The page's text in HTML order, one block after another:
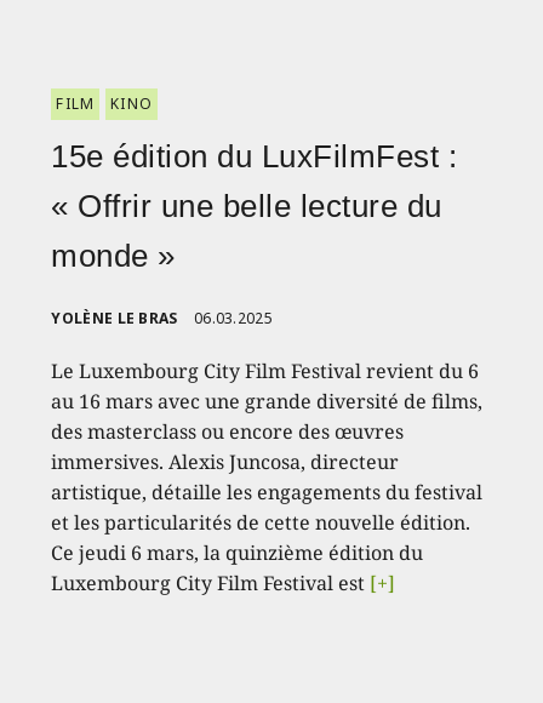
FILM KINO
15e édition du LuxFilmFest :
« Offrir une belle lecture du
monde »
YOLÈNE LE BRAS 06.03.2025
Le Luxembourg City Film Festival revient du 6
au 16 mars avec une grande diversité de films,
des masterclass ou encore des œuvres
immersives. Alexis Juncosa, directeur
artistique, détaille les engagements du festival
et les particularités de cette nouvelle édition.
Ce jeudi 6 mars, la quinzième édition du
Luxembourg City Film Festival est [+]